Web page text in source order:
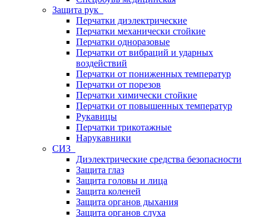
Защита рук
Перчатки диэлектрические
Перчатки механически стойкие
Перчатки одноразовые
Перчатки от вибраций и ударных
воздействий
Перчатки от пониженных температур
Перчатки от порезов
Перчатки химически стойкие
Перчатки от повышенных температур
Рукавицы
Перчатки трикотажные
Нарукавники
СИЗ
Диэлектрические средства безопасности
Защита глаз
Защита головы и лица
Защита коленей
Защита органов дыхания
Защита органов слуха